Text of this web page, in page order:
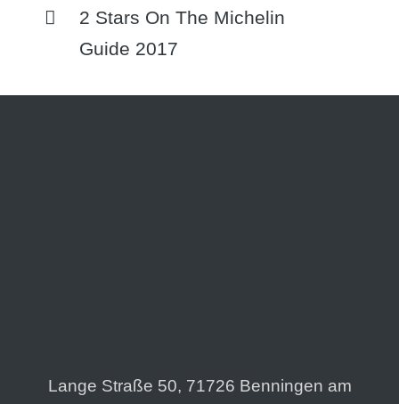
2 Stars On The Michelin
Guide 2017
Lange Straße 50, 71726 Benningen am